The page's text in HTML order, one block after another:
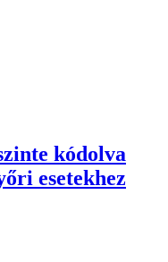
kódolva
esetekhez